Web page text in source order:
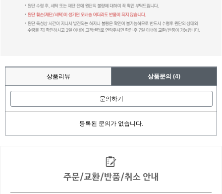
상품리뷰 상품문의 (4)
문의하기
등록된 문의가 없습니다.